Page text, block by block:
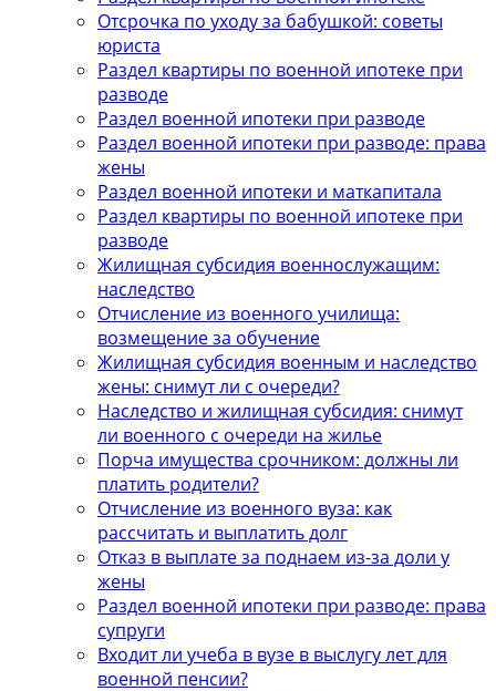
Отсрочка по уходу за бабушкой: советы
юриста
Раздел квартиры по военной ипотеке при
разводе
Раздел военной ипотеки при разводе
Раздел военной ипотеки при разводе: права
жены
Раздел военной ипотеки и маткапитала
Раздел квартиры по военной ипотеке при
разводе
Жилищная субсидия военнослужащим:
наследство
Отчисление из военного училища:
возмещение за обучение
Жилищная субсидия военным и наследство
жены: снимут ли с очереди?
Наследство и жилищная субсидия: снимут
ли военного с очереди на жилье
Порча имущества срочником: должны ли
платить родители?
Отчисление из военного вуза: как
рассчитать и выплатить долг
Отказ в выплате за поднаем из-за доли у
жены
Раздел военной ипотеки при разводе: права
супруги
Входит ли учеба в вузе в выслугу лет для
военной пенсии?